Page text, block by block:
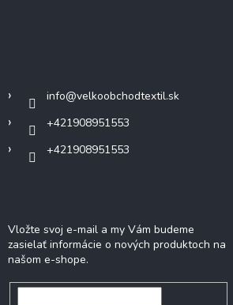
info@velkoobchodtextil.sk
+421908951553
+421908951553
Vložte svoj e-mail a my Vám budeme
zasielať informácie o nových produktoch na
našom e-shope.